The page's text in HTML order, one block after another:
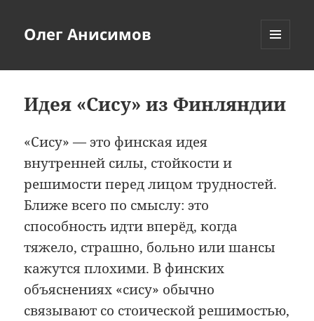
Олег Анисимов
Идея «Сису» из Финляндии
«Сису» — это финская идея
внутренней силы, стойкости и
решимости перед лицом трудностей.
Ближе всего по смыслу: это
способность идти вперёд, когда
тяжело, страшно, больно или шансы
кажутся плохими. В финских
объяснениях «сису» обычно
связывают со стоической решимостью,